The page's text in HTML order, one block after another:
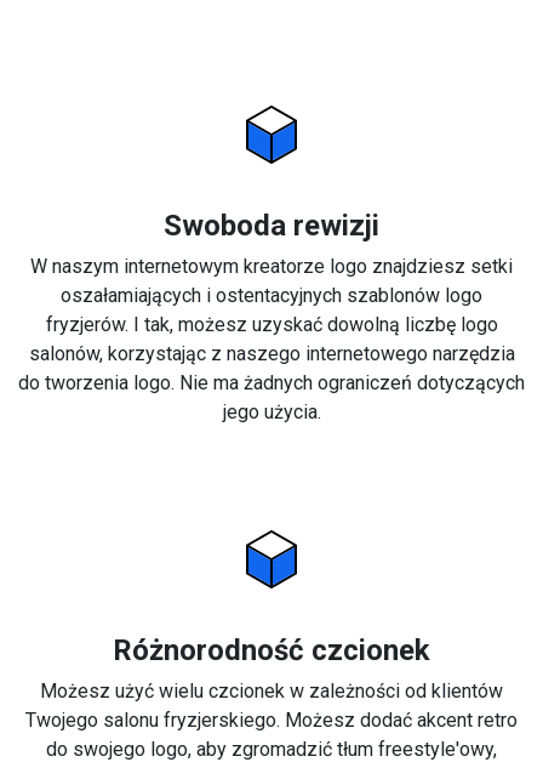
Swoboda rewizji
W naszym internetowym kreatorze logo znajdziesz setki
oszałamiających i ostentacyjnych szablonów logo
fryzjerów. I tak, możesz uzyskać dowolną liczbę logo
salonów, korzystając z naszego internetowego narzędzia
do tworzenia logo. Nie ma żadnych ograniczeń dotyczących
jego użycia.
Różnorodność czcionek
Możesz użyć wielu czcionek w zależności od klientów
Twojego salonu fryzjerskiego. Możesz dodać akcent retro
do swojego logo, aby zgromadzić tłum freestyle'owy,